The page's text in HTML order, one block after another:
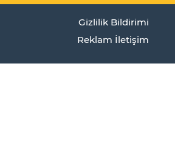
Gizlilik Bildirimi
Reklam İletişim